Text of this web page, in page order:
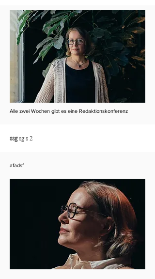
Alle zwei Wochen gibt es eine Redaktionskonferenz
ssgsg s 2
afadsf